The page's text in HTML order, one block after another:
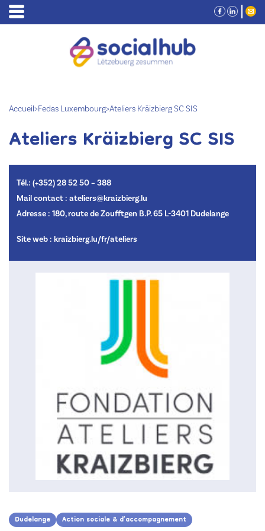
Accueil>Fedas Luxembourg>Ateliers Kräizbierg SC SIS
Ateliers Kräizbierg SC SIS
Tél.: (+352) 28 52 50 – 388
Mail contact : ateliers@kraizbierg.lu
Adresse : 180, route de Zoufftgen B.P. 65 L-3401 Dudelange
Site web : kraizbierg.lu/fr/ateliers
Dudelange Action sociale & d’accompagnement